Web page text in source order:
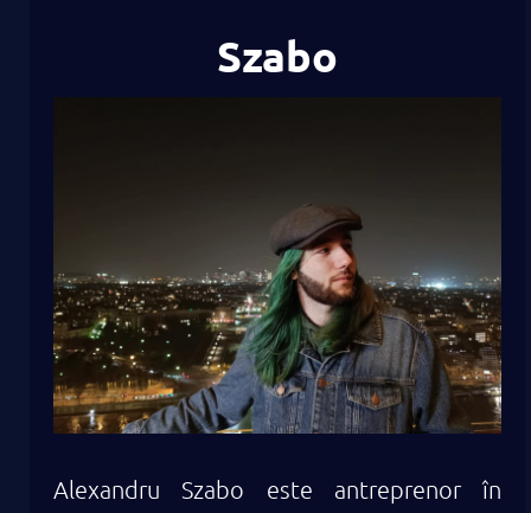
Szabo
Alexandru Szabo este antreprenor în